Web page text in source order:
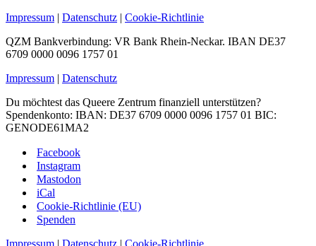
Impressum | Datenschutz | Cookie-Richtlinie
QZM Bankverbindung: VR Bank Rhein-Neckar. IBAN DE37
6709 0000 0096 1757 01
Impressum | Datenschutz
Du möchtest das Queere Zentrum finanziell unterstützen?
Spendenkonto: IBAN: DE37 6709 0000 0096 1757 01 BIC:
GENODE61MA2
Facebook
Instagram
Mastodon
iCal
Cookie-Richtlinie (EU)
Spenden
Impressum | Datenschutz | Cookie-Richtlinie